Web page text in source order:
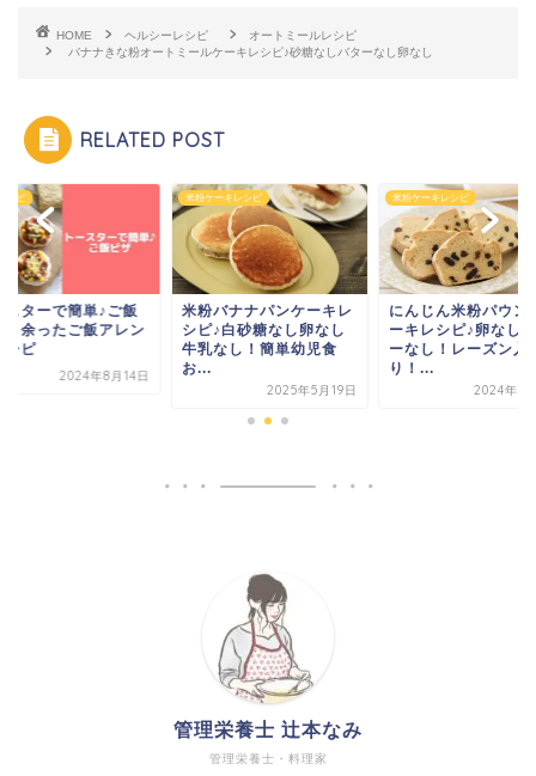
HOME ヘルシーレシピ
オートミールレシピ
バナナきな粉オートミールケーキレシピ♪砂糖なしバターなし卵なし
RELATED POST
米粉ケーキレシピ
米粉バナナパンケーキレ
シピ♪白砂糖なし卵なし
牛乳なし！簡単幼児食
米粉ケーキレシピ
にんじん米粉パウンドケ
ーキレシピ♪卵なしバタ
ーなし！レーズン入
2024年8月14日
簡単レシピ
トースターで
ピザ！余った
ジレシピ
管理栄養士・料理家
管理栄養士 辻本なみ